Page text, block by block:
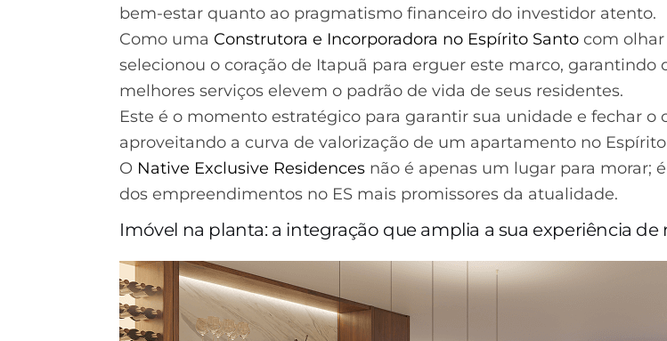
bem-estar quanto ao pragmatismo financeiro do investidor atento.
Como uma Construtora e Incorporadora no Espírito Santo com olhar
selecionou o coração de Itapuã para erguer este marco,
melhores serviços elevem o padrão de vida de seus residentes.
Este é o momento estratégico para garantir sua unidade e fechar
aproveitando a curva de valorização de um apartamento no
O Native Exclusive Residences não é apenas um lugar para morar;
dos empreendimentos no ES mais promissores da atualidade.
Imóvel na planta: a integração que amplia a sua experiência de